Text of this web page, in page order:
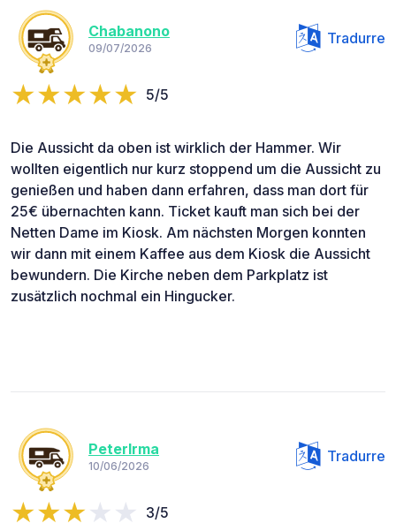
Chabanono
09/07/2026
Tradurre
5/5
Die Aussicht da oben ist wirklich der Hammer. Wir
wollten eigentlich nur kurz stoppend um die Aussicht zu
genießen und haben dann erfahren, dass man dort für
25€ übernachten kann. Ticket kauft man sich bei der
Netten Dame im Kiosk. Am nächsten Morgen konnten
wir dann mit einem Kaffee aus dem Kiosk die Aussicht
bewundern. Die Kirche neben dem Parkplatz ist
zusätzlich nochmal ein Hingucker.
PeterIrma
10/06/2026
Tradurre
3/5